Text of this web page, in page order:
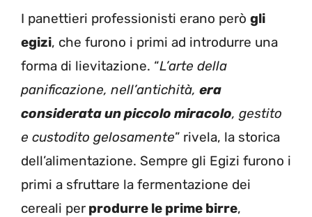
I panettieri professionisti erano però gli
egizi, che furono i primi ad introdurre una
forma di lievitazione. “L’arte della
panificazione, nell’antichità, era
considerata un piccolo miracolo, gestito
e custodito gelosamente” rivela, la storica
dell’alimentazione. Sempre gli Egizi furono i
primi a sfruttare la fermentazione dei
cereali per produrre le prime birre,